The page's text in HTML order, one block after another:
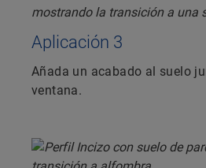
Aplicación 3
Añada un acabado al suelo
ventana.